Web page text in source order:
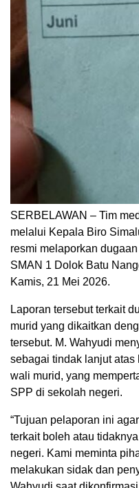
SERBELAWAN – Tim
melalui Kepala Biro
resmi melaporkan
SMAN 1 Dolok Batu
Kamis, 21 Mei 2026.
Laporan tersebut terkait
murid yang dikaitkan
tersebut. M. Wahyudi
sebagai tindak lanjut atas
wali murid, yang
SPP di sekolah negeri.
“Tujuan pelaporan ini
terkait boleh atau
negeri. Kami meminta
melakukan sidak dan